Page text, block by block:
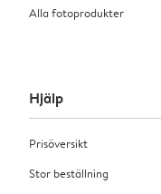
Alla fotoprodukter
Hjälp
Prisöversikt
Stor beställning